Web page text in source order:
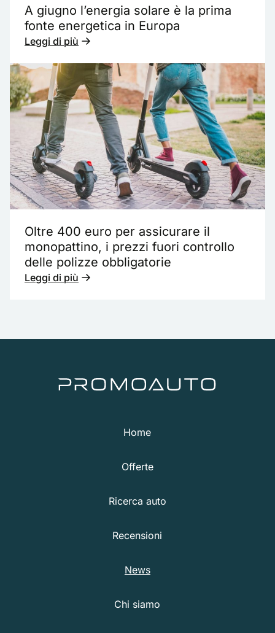
A giugno l’energia solare è la prima
fonte energetica in Europa
Leggi di più
Oltre 400 euro per assicurare il
monopattino, i prezzi fuori controllo
delle polizze obbligatorie
Leggi di più
Home
Offerte
Ricerca auto
Recensioni
News
Chi siamo